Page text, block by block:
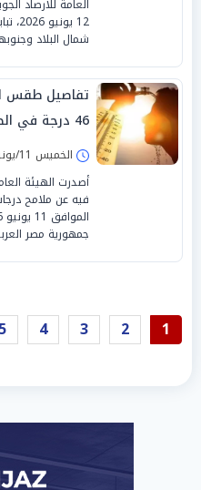
العامة للأرصاد
12
شمال البلاد
تفاصيل طقس
46 درجة في الصعيد
الخميس 11/يونيو/2026 - 02:00 ص
أصدرت الهيئة
فيه عن ملامح
جمهورية مصر
1
2
3
4
5